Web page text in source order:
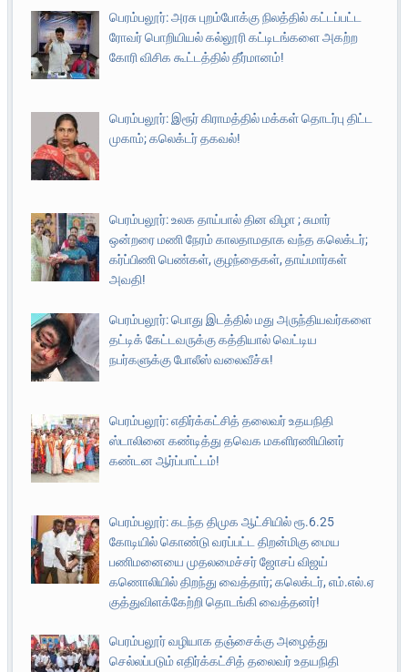
பெரம்பலூர்: அரசு புறம்போக்கு நிலத்தில் கட்டப்பட்ட
ரோவர் பொறியியல் கல்லூரி கட்டிடங்களை அகற்ற
கோரி விசிக கூட்டத்தில் தீர்மானம்!
பெரம்பலூர்: இரூர் கிராமத்தில் மக்கள் தொடர்பு திட்ட
முகாம்; கலெக்டர் தகவல்!
பெரம்பலூர்: உலக தாய்பால் தின விழா ; சுமார்
ஒன்றரை மணி நேரம் காலதாமதாக வந்த கலெக்டர்;
கர்ப்பிணி பெண்கள், குழந்தைகள், தாய்மார்கள்
அவதி!
பெரம்பலூர்: பொது இடத்தில் மது அருந்தியவர்களை
தட்டிக் கேட்டவருக்கு கத்தியால் வெட்டிய
நபர்களுக்கு போலீஸ் வலைவீச்சு!
பெரம்பலூர்: எதிர்க்கட்சித் தலைவர் உதயநிதி
ஸ்டாலினை கண்டித்து தவெக மகளிரணியினர்
கண்டன ஆர்ப்பாட்டம்!
பெரம்பலூர்: கடந்த திமுக ஆட்சியில் ரூ.6.25
கோடியில் கொண்டு வரப்பட்ட திறன்மிகு மைய
பணிமனையை முதலமைச்சர் ஜோசப் விஜய்
கணொலியில் திறந்து வைத்தார்; கலெக்டர், எம்.எல்.ஏ
குத்துவிளக்கேற்றி தொடங்கி வைத்தனர்!
பெரம்பலூர் வழியாக தஞ்சைக்கு அழைத்து
செல்லப்படும் எதிர்க்கட்சித் தலைவர் உதயநிதி